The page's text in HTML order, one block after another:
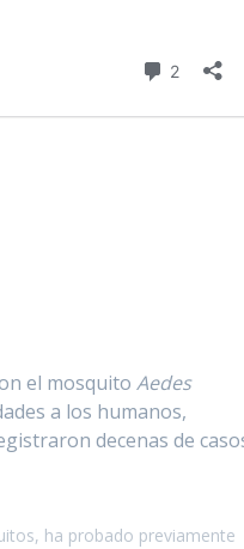
el mosquito Aedes
a los humanos,
decenas de
ha probado previamente